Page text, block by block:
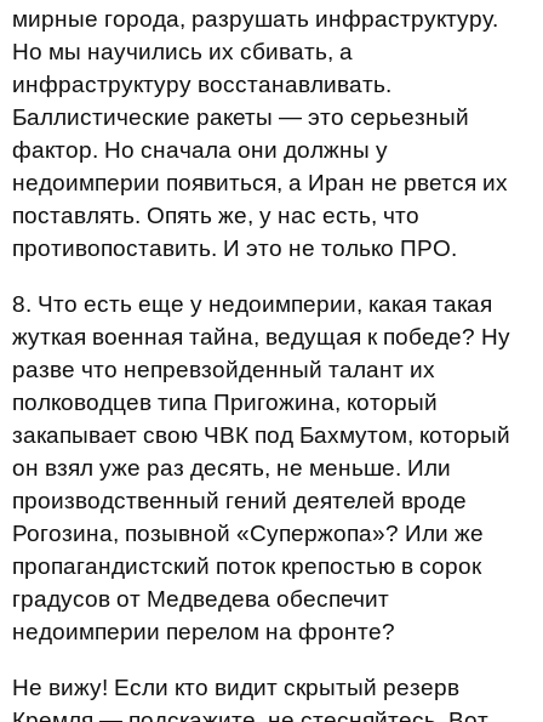
мирные города, разрушать инфраструктуру.
Но мы научились их сбивать, а
инфраструктуру восстанавливать.
Баллистические ракеты — это серьезный
фактор. Но сначала они должны у
недоимперии появиться, а Иран не рвется их
поставлять. Опять же, у нас есть, что
противопоставить. И это не только ПРО.
8. Что есть еще у недоимперии, какая такая
жуткая военная тайна, ведущая к победе? Ну
разве что непревзойденный талант их
полководцев типа Пригожина, который
закапывает свою ЧВК под Бахмутом, который
он взял уже раз десять, не меньше. Или
производственный гений деятелей вроде
Рогозина, позывной «Супержопа»? Или же
пропагандистский поток крепостью в сорок
градусов от Медведева обеспечит
недоимперии перелом на фронте?
Не вижу! Если кто видит скрытый резерв